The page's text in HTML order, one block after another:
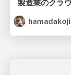
hamadakoji